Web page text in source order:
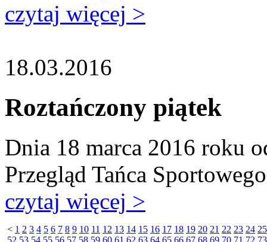
czytaj więcej >
18.03.2016
Roztańczony piątek
Dnia 18 marca 2016 roku
Przegląd Tańca
czytaj więcej >
< 1 2 3 4 5 6 7 8 9 10 11 12 13 14 15 16 17 18 19 20 21 22 23 24 25
52 53 54 55 56 57 58 59 60 61 62 63 64 65 66 67 68 69 70 71 72 73